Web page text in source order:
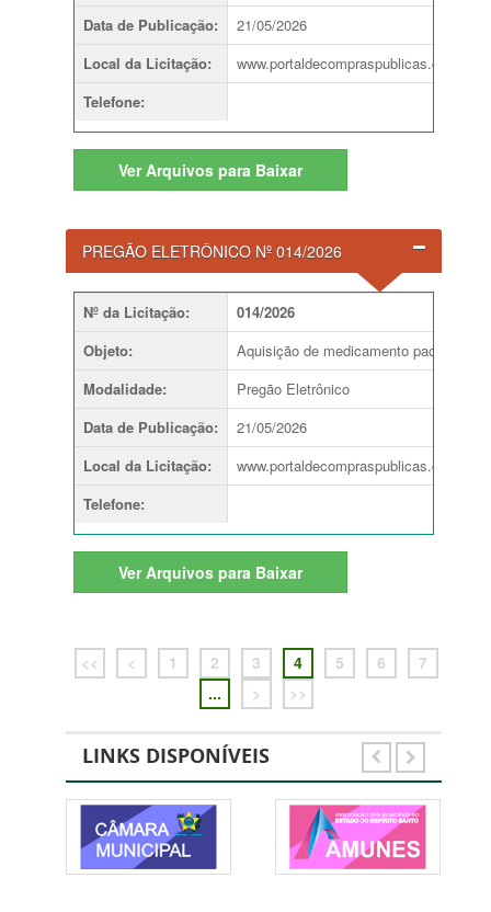
Data de Publicação:
21/05/2026
Local da Licitação:
www.portaldecompraspublicas.com.br
Telefone:
Ver Arquivos para Baixar
PREGÃO ELETRÔNICO Nº 014/2026
Nº da Licitação:
014/2026
Objeto:
Aquisição de medicamento pactuado
Modalidade: Pregão Eletrônico
Data de Publicação: 21/05/2026
Local da Licitação:
www.portaldecompraspublicas.com.br
Telefone:
Ver Arquivos para Baixar
<< < 1 2 3 4 5 6
7
...
> >>
LINKS DISPONÍVEIS